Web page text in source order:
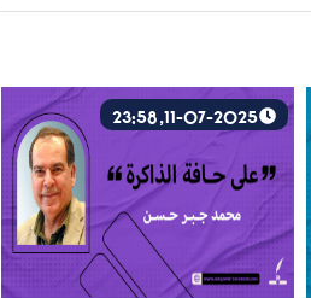
11-07-2025, 23:58